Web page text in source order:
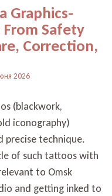
Graphics-
Safety
Correction,
2026
(blackwork,
iconography)
precise technique.
of such tattoos with
to Omsk
and getting inked to